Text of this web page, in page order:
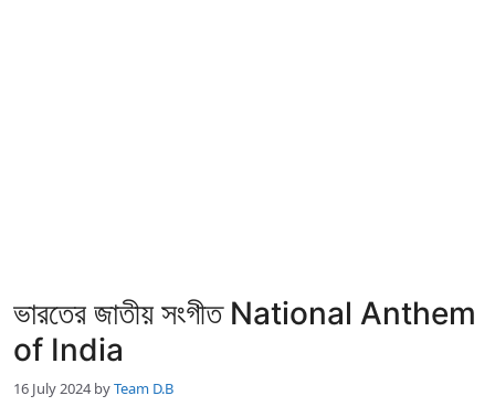
ভারতের জাতীয় সংগীত National Anthem
of India
16 July 2024 byTeam D.B